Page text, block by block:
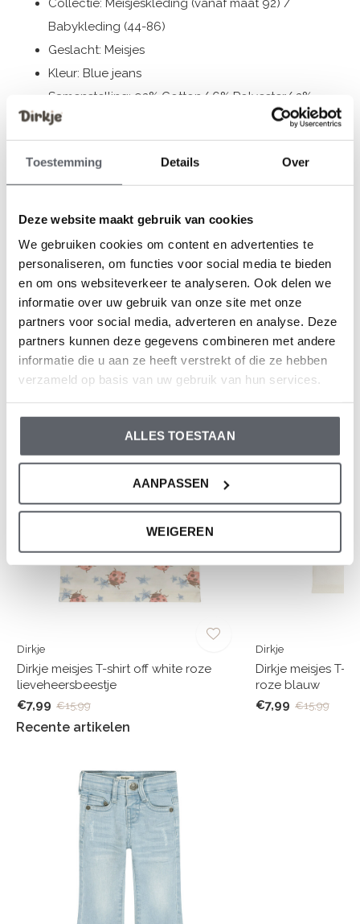
Toestemming Details Over
Deze website maakt gebruik van cookies
We gebruiken cookies om content en advertenties te
personaliseren, om functies voor social media te bieden
en om ons websiteverkeer te analyseren. Ook delen we
informatie over uw gebruik van onze site met onze
partners voor social media, adverteren en analyse. Deze
partners kunnen deze gegevens combineren met andere
informatie die u aan ze heeft verstrekt of die ze hebben
verzameld op basis van uw gebruik van hun services.
ALLES TOESTAAN
AANPASSEN
WEIGEREN
Collectie: Meisjeskleding (vanaf maat 92) /
Babykleding (44-86)
Geslacht: Meisjes
Kleur: Blue jeans
Samenstelling: 92% Cotton/ 6% Polyester/ 2%
Elastane
Artikelnummer: N58486-35
De kleding van Dirkje valt op maat. We raden aan om de
maat te kiezen op basis van de lengte van je kind. Twijfel
Reviews
0
En wat vind je van deze?
Dirkje
Dirkje meisjes T-shirt off white roze
lieveheersbeestje
€7,99 €15,99
Dirkje
Dirkje meisjes T-
roze blauw
€7,99 €15,99
Recente artikelen